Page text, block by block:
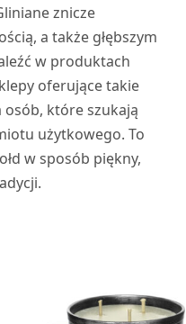
znicze
a także głębszym
w produktach
oferujące takie
które szukają
użytkowego. To
w sposób piękny,